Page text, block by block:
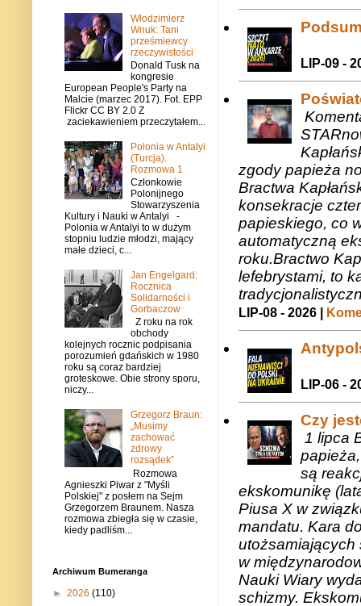
LIP-09 -
zgody papieża
Bractwa
konsekracje
papieskiego, co
automatyczną
roku.Bractwo
lefebrystami, to
LIP-08 - 2026 |
LIP-06 -
Czy
1 lipca
są
ekskomunikę
Piusa X w
mandatu. Kara
utożsamiających
w
Nauki Wiary
schizmy.
Włodzimierz
Wnuk: Tani
prześmiewcy
rzeczywistości
Donald Tusk na
kongresie
European People's Party na
Malcie (marzec 2017). Fot. EPP
Flickr CC BY 2.0 Z
zaciekawieniem przeczytałem...
Polonia w Antalyi
(Turcja).
Rozmowa 1
Członkowie
Polonijnego
Stowarzyszenia
Kultury i Nauki w Antalyi -
Polonia w Antalyi to w dużym
stopniu ludzie młodzi, mający
małe dzieci, c...
Jan Engelgard:
Rocznica
Solidarności i
Gorbaczow
Z roku na rok
obchody
kolejnych rocznic podpisania
porozumień gdańskich w 1980
roku są coraz bardziej
groteskowe. Obie strony sporu,
niczy...
Grzegorz Braun:
„Musimy
zachować
zdrowy
rozsądek”
Rozmowa
Agnieszki Piwar z "Myśli
Polskiej" z posłem na Sejm
Grzegorzem Braunem. Nasza
rozmowa zbiegła się w czasie,
kiedy padliśm...
Archiwum Bumeranga
► 2026 (110)